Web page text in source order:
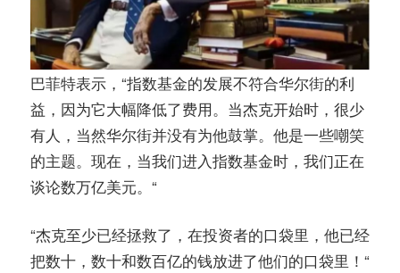
巴菲特表示，“指数基金的发展不符合华尔街的利
益，因为它大幅降低了费用。当杰克开始时，很少
有人，当然华尔街并没有为他鼓掌。他是一些嘲笑
的主题。现在，当我们进入指数基金时，我们正在
谈论数万亿美元。“
“杰克至少已经拯救了，在投资者的口袋里，他已经
把数十，数十和数百亿的钱放进了他们的口袋里！“